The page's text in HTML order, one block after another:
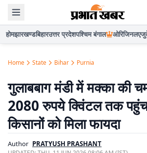
होमझारखण्डबिहारउत्तर प्रदेशपश्चिम बंगाल ओरिजिनल
Home State Bihar Purnia
गुलाबबाग मंडी में मक्का की
2080 रुपये क्विंटल तक
किसानों को मिला फायदा
Author PRATYUSH PRASHANT